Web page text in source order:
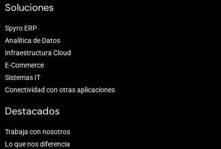
Soluciones
Spyro ERP
Analítica de Datos
Infraestructura Cloud
E-Commerce
Sistemas IT
Conectividad con otras aplicaciones
Destacados
Trabaja con nosotros
Lo que nos diferencia